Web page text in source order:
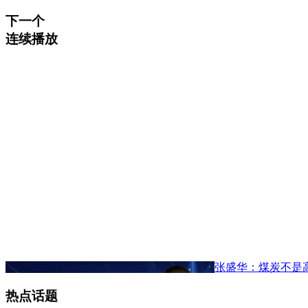
下一个
连续播放
张盛华：煤炭不是
热点话题